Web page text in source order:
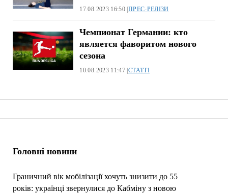
Головні новини
Граничний вік мобілізації хочуть знизити до 55
років: українці звернулися до Кабміну з новою
17.08.2023 16:50 |ПРЕС-РЕЛІЗИ
Чемпионат Германии: кто
является фаворитом нового
сезона
10.08.2023 11:47 |СТАТТІ
Пагінація